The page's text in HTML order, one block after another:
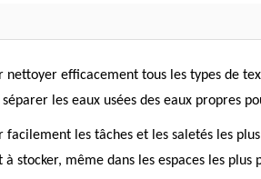
efficacement tous les types de
les eaux usées des eaux propres
les tâches et les saletés les
même dans les espaces les plus